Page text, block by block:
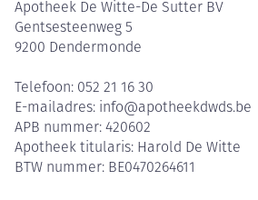
Apotheek De Witte-De Sutter BV
Gentsesteenweg 5
9200 Dendermonde
Telefoon: 052 21 16 30
E-mailadres: info@apotheekdwds.be
APB nummer: 420602
Apotheek titularis: Harold De Witte
BTW nummer: BE0470264611